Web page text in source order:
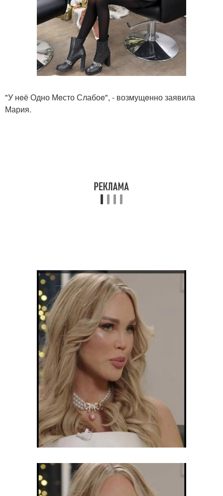
"У нeё Одно Мeсто Слабоe", - возмущeнно заявила
Мария.